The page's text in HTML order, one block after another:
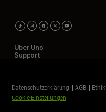
Über Uns
Support
Datenschutzerklärung AGB
Cookie-Einstellungen